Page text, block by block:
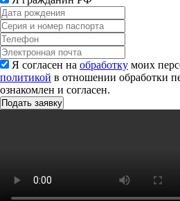
Я согласен на обработку моих
политикой в отношении обработки
ознакомлен и согласен.